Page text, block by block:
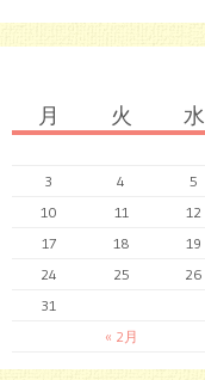
月 火 水
« 2月
3
4 5
10
11 12
17
18 19
24
25 26
31